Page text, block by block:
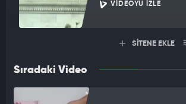
VIDEOYU İZLE
SİTENE EKLE
Sıradaki Video